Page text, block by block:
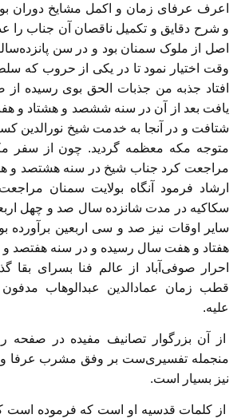
اعرف عرفاى زمان و اکمل مشایخ دوران
و شرح دقایق و تکمیل ناقصان آن جناب را
اصل از ملوک سمنان بود و در سن
وقت اختیار نمود تا در یکى از حروب که
افتاد جذبه من جذبات الحق بوى رسیده
یافت بعد از آن در سنه ششصد و هشتاد و هفت
شتافت و در آنجا به خدمت شیخ نورالدین
متوجه مکه معظمه گردید. چون از سفر
مراجعت کرد جناب شیخ در سنه هشتصد و
ارشاد فرمود آنگاه بولایت سمنان
سکاکیه در مدت شانزده سال صد و چهل
سایر اوقات نیز صد و سى اربعین برآورده
هفتاد و هفت سال رسیده و در سنه
احرار صوفى‌‏آباد از عالم فنا بسراى
قطب زمان عمادالدین عبدالوهاب
علیه.
از آن بزرگوار تصانیف مفیده در صفحه
منجمله تفسیری‌ست بر وفق مشرب عرفا و
نیز بسیار است.
از کلمات قدسیه او است که فرموده است